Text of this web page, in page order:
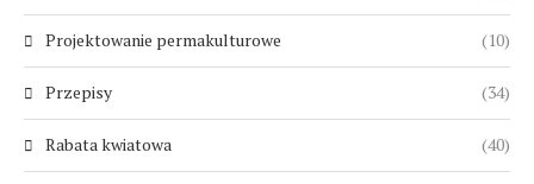
Projektowanie permakulturowe (10)
Przepisy (34)
Rabata kwiatowa (40)